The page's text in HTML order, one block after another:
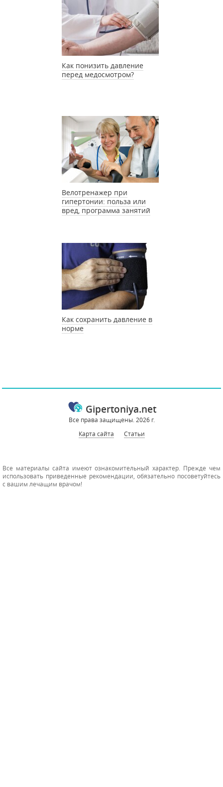
Как понизить давление
перед медосмотром?
Велотренажер при
гипертонии: польза или
вред, программа занятий
Как сохранить давление в
норме
Gipertoniya.net
Все права защищены. 2026 г.
Карта сайта
Статьи
Все материалы сайта имеют ознакомительный характер. Прежде чем
использовать приведенные рекомендации, обязательно посоветуйтесь
с вашим лечащим врачом!